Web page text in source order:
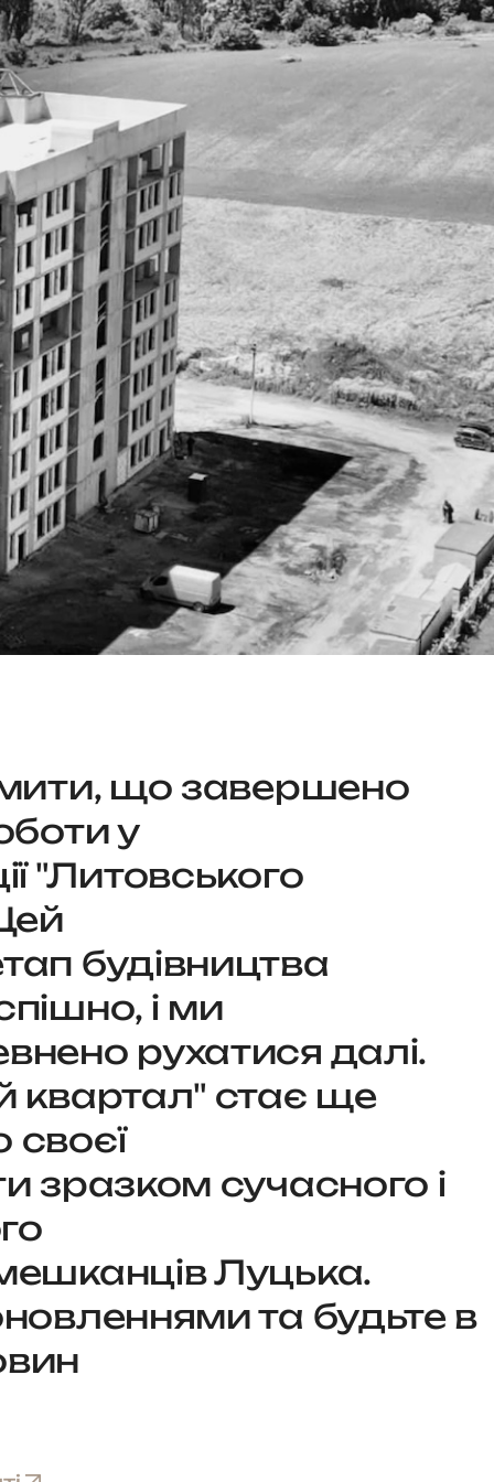
що завершено
у
"Литовського
будівництва
і ми
рухатися далі.
квартал" стає ще
зразком сучасного і
Луцька.
та будьте в